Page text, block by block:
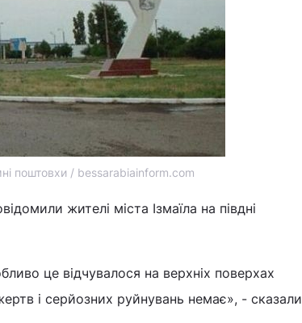
поштовхи / bessarabiainform.com
жителі міста Ізмаїла на півдні
це відчувалося на верхніх поверхах
і серйозних руйнувань немає», - сказали